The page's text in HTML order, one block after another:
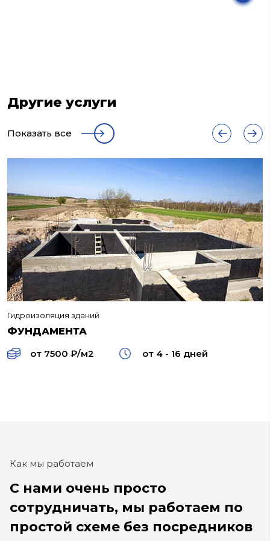
Другие услуги
Показать все
Гидроизоляция зданий
ФУНДАМЕНТА
от 7500 ₽/м2
от 4 - 16 дней
Как мы работаем
С нами очень просто
сотрудничать, мы работаем по
простой схеме без посредников